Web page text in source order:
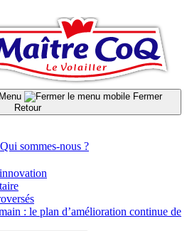
Menu
Fermer
Retour
Qui sommes-nous ?
: le plan d’amélioration continue de